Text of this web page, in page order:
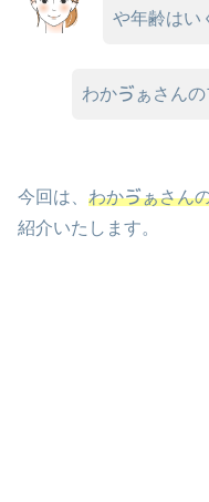
や年齢はい
わかゔぁさんの
今回は、 わかゔぁさん
紹介いたします。